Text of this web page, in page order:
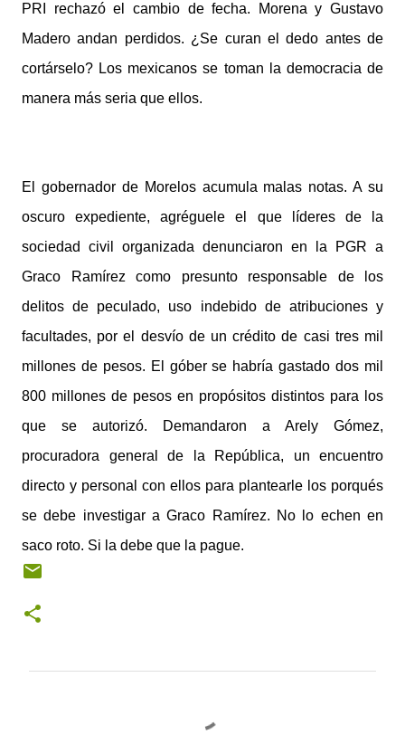
PRI rechazó el cambio de fecha. Morena y Gustavo
Madero andan perdidos. ¿Se curan el dedo antes de
cortárselo? Los mexicanos se toman la democracia de
manera más seria que ellos.
El gobernador de Morelos acumula malas notas. A su
oscuro expediente, agréguele el que líderes de la
sociedad civil organizada denunciaron en la PGR a
Graco Ramírez como presunto responsable de los
delitos de peculado, uso indebido de atribuciones y
facultades, por el desvío de un crédito de casi tres mil
millones de pesos. El góber se habría gastado dos mil
800 millones de pesos en propósitos distintos para los
que se autorizó. Demandaron a Arely Gómez,
procuradora general de la República, un encuentro
directo y personal con ellos para plantearle los porqués
se debe investigar a Graco Ramírez. No lo echen en
saco roto. Si la debe que la pague.